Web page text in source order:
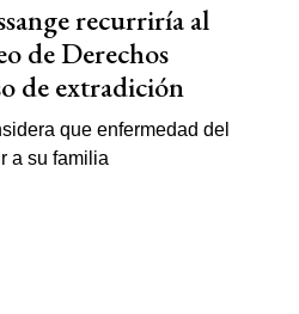
recurriría al
de Derechos
de extradición